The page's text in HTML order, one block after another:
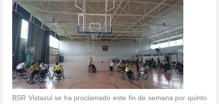
BSR Vistazul se ha proclamado este fin de semana por quinto